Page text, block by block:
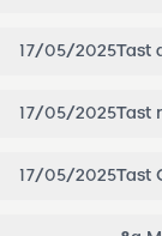
17/05/2025Tast
17/05/2025Tast
17/05/2025Tast